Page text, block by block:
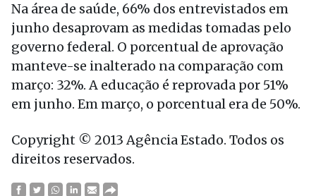
Na área de saúde, 66% dos entrevistados em
junho desaprovam as medidas tomadas pelo
governo federal. O porcentual de aprovação
manteve-se inalterado na comparação com
março: 32%. A educação é reprovada por 51%
em junho. Em março, o porcentual era de 50%.
Copyright © 2013 Agência Estado. Todos os
direitos reservados.